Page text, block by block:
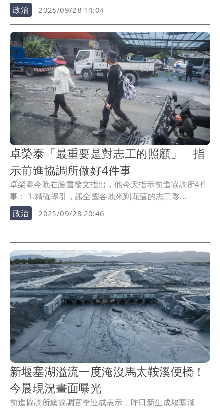
政治 2025/09/28 14:04
卓榮泰「最重要是對志工的照顧」 指
示前進協調所做好4件事
卓榮泰今晚在臉書發文指出，他今天指示前進協調所4件
事： 1.精確導引，讓全國各地來到花蓮的志工夥...
政治
2025/09/28 20:46
新堰塞湖溢流一度淹沒馬太鞍溪便橋！
今晨現況畫面曝光
前進協調所總協調官季連成表示，昨日新生成堰塞湖